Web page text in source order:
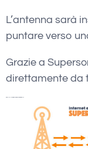
L’antenna sarà
puntare verso
Grazie a
direttamente da